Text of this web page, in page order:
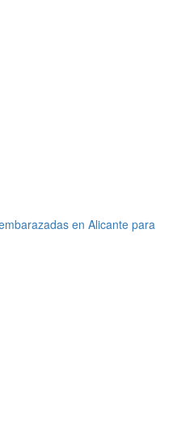
en Alicante para